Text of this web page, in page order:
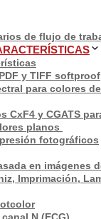
de flujo de
y TIFF softproof
para colores
CxF4 y CGATS
planos
fotográficos
en imágenes
Imprimación,